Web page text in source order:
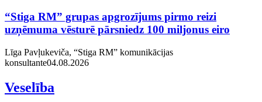
“Stiga RM” grupas apgrozījums pirmo reizi
uzņēmuma vēsturē pārsniedz 100 miljonus eiro
Līga Pavļukeviča, “Stiga RM” komunikācijas
konsultante04.08.2026
Veselība